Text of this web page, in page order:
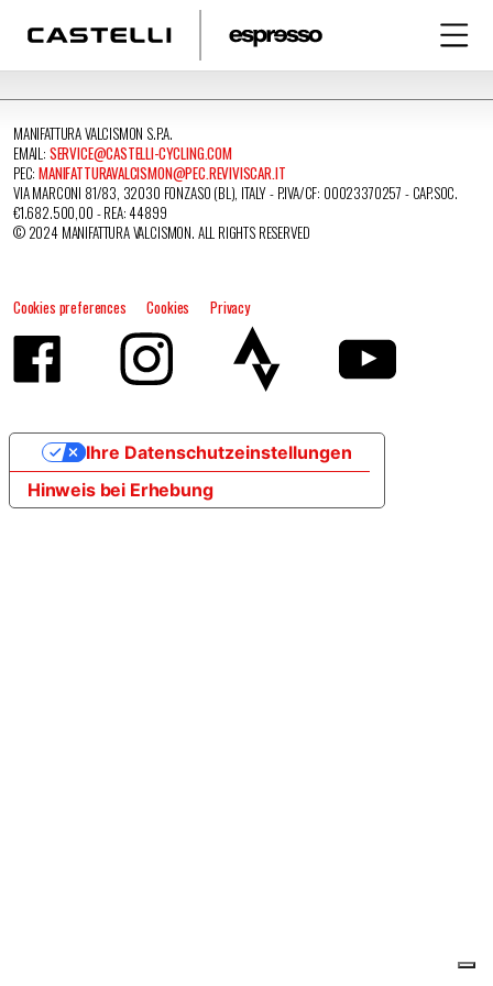
MANIFATTURA VALCISMON S.P.A.
EMAIL: SERVICE@CASTELLI-CYCLING.COM
PEC:MANIFATTURAVALCISMON@PEC.REVIVISCAR.IT
VIA MARCONI 81/83, 32030 FONZASO (BL), ITALY - P.IVA/CF: 00023370257 - CAP.SOC.
€1.682.500,00 - REA: 44899
© 2024 MANIFATTURA VALCISMON. ALL RIGHTS RESERVED
Cookies preferences Cookies Privacy
Hinweis bei Erhebung
Ihre Datenschutzeinstellungen